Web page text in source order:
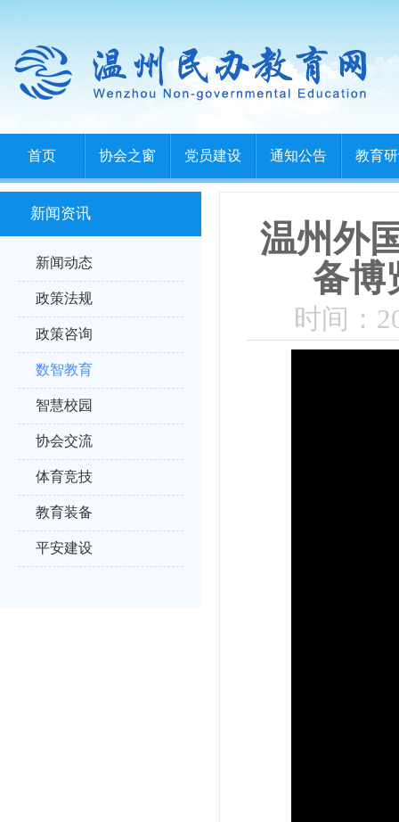
首页 协会之窗 党员建设 通知公告 教育
新闻资讯
新闻动态
政策法规
政策咨询
数智教育
智慧校园
协会交流
体育竞技
教育装备
平安建设
温州外
备博
时间：